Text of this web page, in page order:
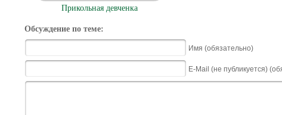
Прикольная девченка
Обсуждение по теме:
Имя (обязательно)
E-Mail (не публикуется)